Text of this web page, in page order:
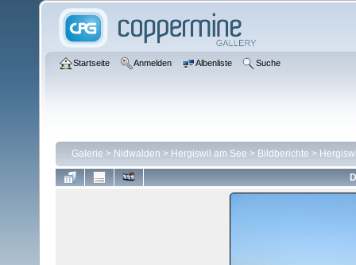
Startseite Anmelden Albenliste Suche
Galerie > Nidwalden > Hergiswil am See > Bildberichte >